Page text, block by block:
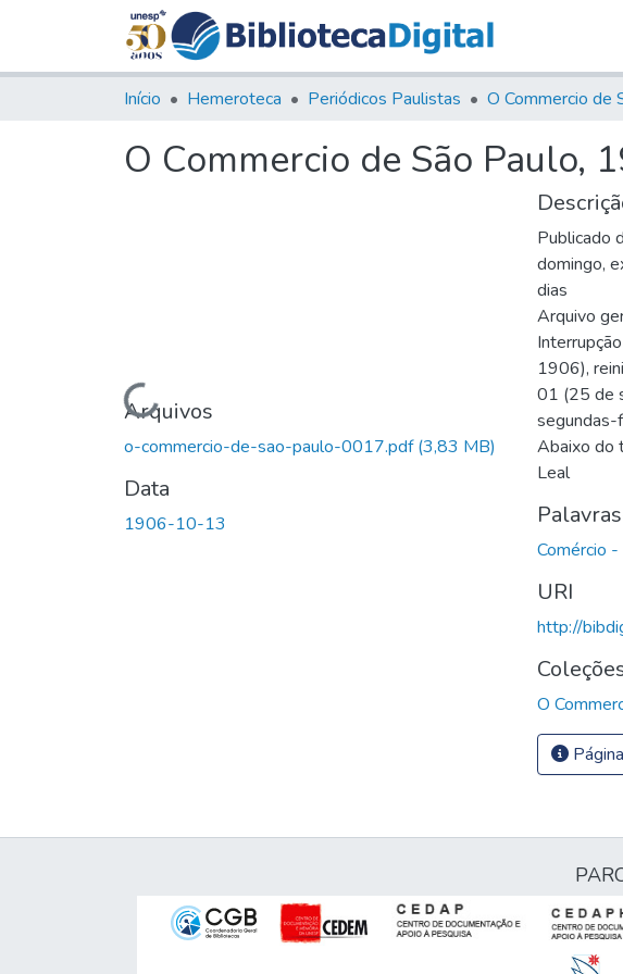
Início Hemeroteca Periódicos Paulistas O Commercio de
O Commercio de São Paulo,
Carregando...
Arquivos
o-commercio-de-sao-paulo-0017.pdf(3,83 MB)
Data
1906-10-13
Publicado
domingo,
dias
Arquivo
1906),
01 (25 de
segundas-
Abaixo do
Leal
Comércio
URI
http://
O